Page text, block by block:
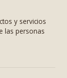
y servicios
las personas